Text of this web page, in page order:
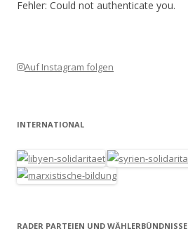
Fehler: Could not authenticate you.
Auf Instagram folgen
INTERNATIONAL
RADER PARTEIEN UND WÄHLERBÜNDNISSE